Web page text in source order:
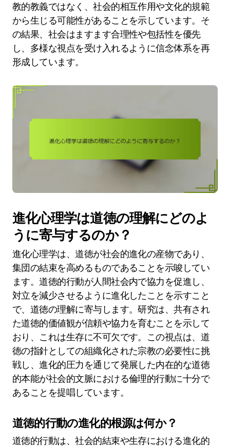
教的教義ではなく、社会的相互作用や文化的規範
から生じる可能性があることを示しています。そ
の結果、社会はますます合理性や包括性を優先
し、多様な視点を受け入れるように信念体系を再
形成しています。
進化心理学は道徳の理解にどのよ
うに寄与するのか？
進化心理学は、道徳が社会的進化の産物であり、
集団の結束を高めるものであることを示唆してい
ます。道徳的行動が人間社会内で協力を促進し、
対立を減少させるように進化したことを示すこと
で、道徳の理解に寄与します。研究は、共有され
た道徳的価値観が信頼や協力を育むことを示して
おり、これは生存に不可欠です。この視点は、道
徳の指針としての組織化された宗教の必要性に挑
戦し、進化的圧力を通じて発展した内在的な道徳
的本能が社会的文脈における倫理的行動に十分で
あることを提唱しています。
道徳的行動の進化的根源は何か？
道徳的行動は、社会的結束や生存における進化的